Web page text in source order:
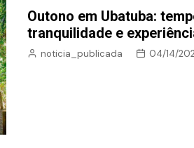
Outono em Ubatuba:
tranquilidade e
noticia_publicada 04/14/